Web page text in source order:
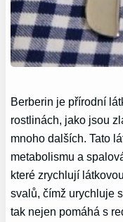
Berberin je přírodní
rostlinách, jako jsou
mnoho dalších. Tato
metabolismu a
které zrychlují
svalů, čímž urychluje
tak nejen pomáhá s